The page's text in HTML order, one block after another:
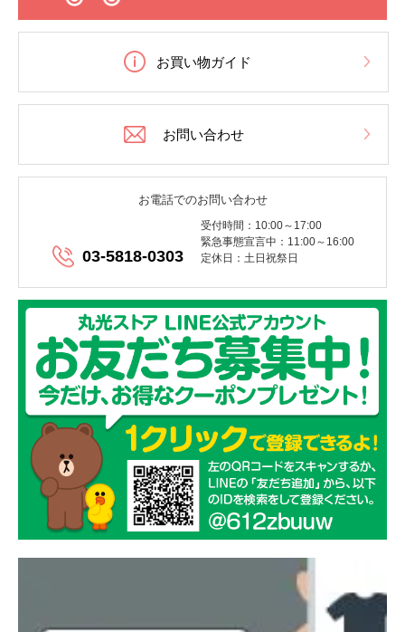
お買い物ガイド
お問い合わせ
お電話でのお問い合わせ
03-5818-0303
受付時間：10:00～17:00
緊急事態宣言中：11:00～16:00
定休日：土日祝祭日